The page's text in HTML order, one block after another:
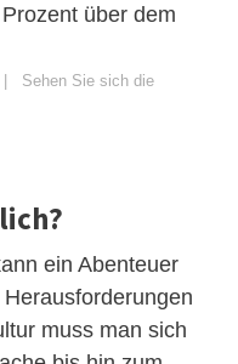
über dem
Sehen Sie sich die
ein Abenteuer
muss man sich